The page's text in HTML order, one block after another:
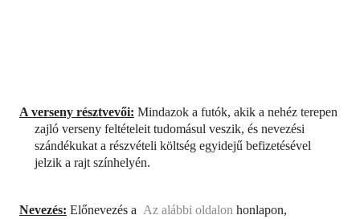
A verseny résztvevői: Mindazok a futók, akik a nehéz terepen
zajló verseny feltételeit tudomásul veszik, és nevezési
szándékukat a részvételi költség egyidejű befizetésével
jelzik a rajt színhelyén.
Nevezés: Előnevezés a Az alábbi oldalon honlapon,